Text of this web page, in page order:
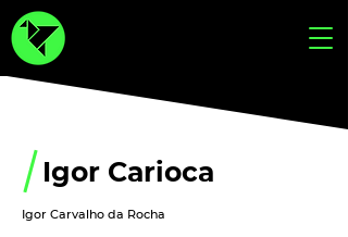
Igor Carioca
Igor Carvalho da Rocha